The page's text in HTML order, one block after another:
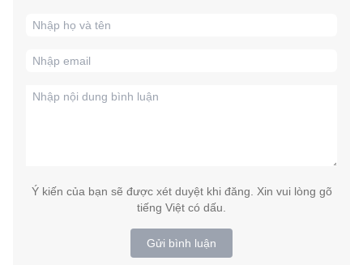
Ý kiến của bạn sẽ được xét duyệt khi đăng. Xin vui lòng gõ
tiếng Việt có dấu.
Gửi bình luận